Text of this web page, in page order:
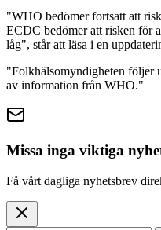
"WHO bedömer fortsatt att
ECDC bedömer att risken för
låg", står att läsa i en
"Folkhälsomyndigheten följer
av information från WHO."
Missa inga viktiga
Få vårt dagliga nyhetsbrev